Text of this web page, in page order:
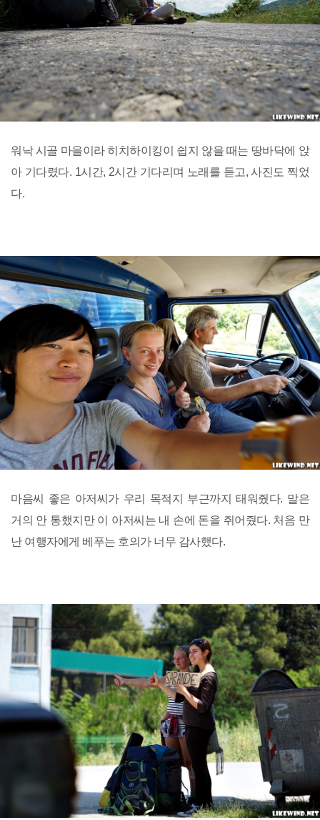
워낙 시골 마을이라 히치하이킹이 쉽지 않을 때는 땅바닥에 앉
아 기다렸다. 1시간, 2시간 기다리며 노래를 듣고, 사진도 찍었
다.
마음씨 좋은 아저씨가 우리 목적지 부근까지 태워줬다. 말은
거의 안 통했지만 이 아저씨는 내 손에 돈을 쥐어줬다. 처음 만
난 여행자에게 베푸는 호의가 너무 감사했다.